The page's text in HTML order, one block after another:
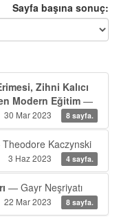
Sayfa başına sonuç:
Zihni Kalıcı
Modern Eğitim —
30 Mar 2023 8 sayfa.
Kaczynski
3 Haz 2023 4 sayfa.
— Gayr Neşriyatı
22 Mar 2023 8 sayfa.